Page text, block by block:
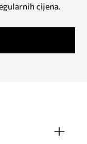
cijena.